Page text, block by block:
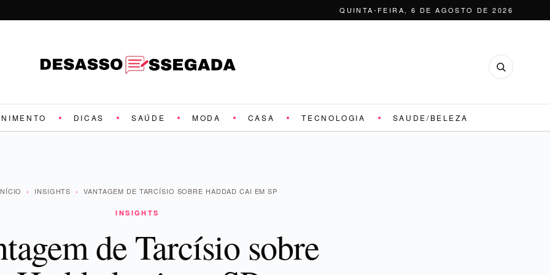
QUINTA-FEIRA, 6 DE AGOSTO DE 2026
DICAS SAÚDE MODA CASA TECNOLOGIA SAUDE/BELEZA
› INSIGHTS › VANTAGEM DE TARCÍSIO SOBRE HADDAD CAI EM SP
INSIGHTS
de Tarcísio sobre